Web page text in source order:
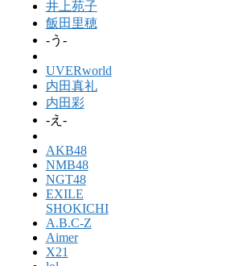
井上苑子
飯田里穂
-う-
UVERworld
内田真礼
内田彩
-え-
AKB48
NMB48
NGT48
EXILE
SHOKICHI
A.B.C-Z
Aimer
X21